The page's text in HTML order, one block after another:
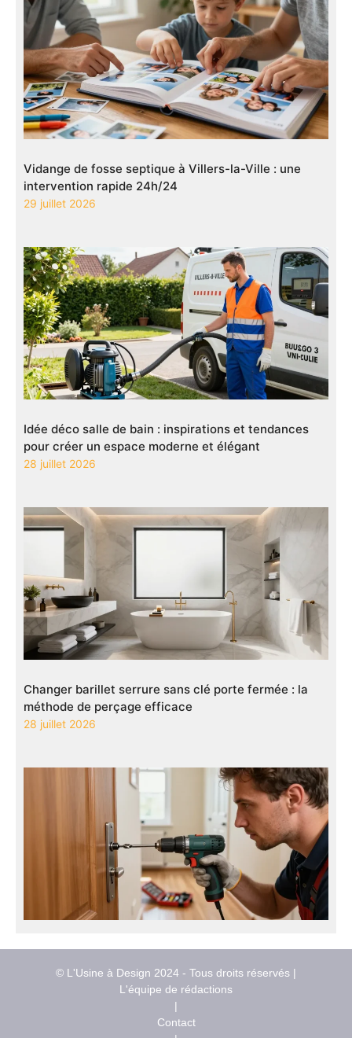
Vidange de fosse septique à Villers-la-Ville : une
intervention rapide 24h/24
29 juillet 2026
Idée déco salle de bain : inspirations et tendances
pour créer un espace moderne et élégant
28 juillet 2026
Changer barillet serrure sans clé porte fermée : la
méthode de perçage efficace
28 juillet 2026
© L'Usine à Design 2024 - Tous droits réservés |
L'équipe de rédactions
|
Contact